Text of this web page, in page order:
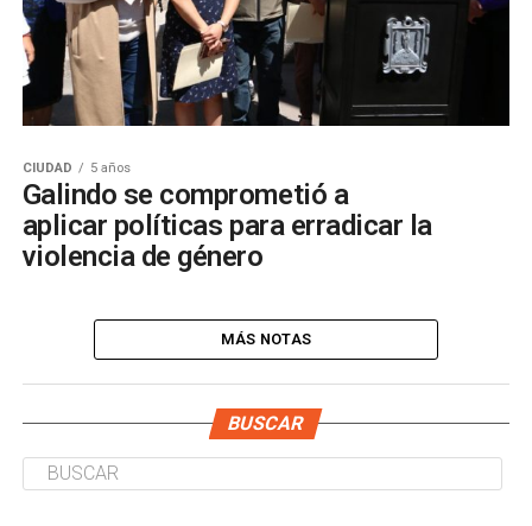
CIUDAD 5 años
Galindo se comprometió a
aplicar políticas para erradicar la
violencia de género
MÁS NOTAS
BUSCAR